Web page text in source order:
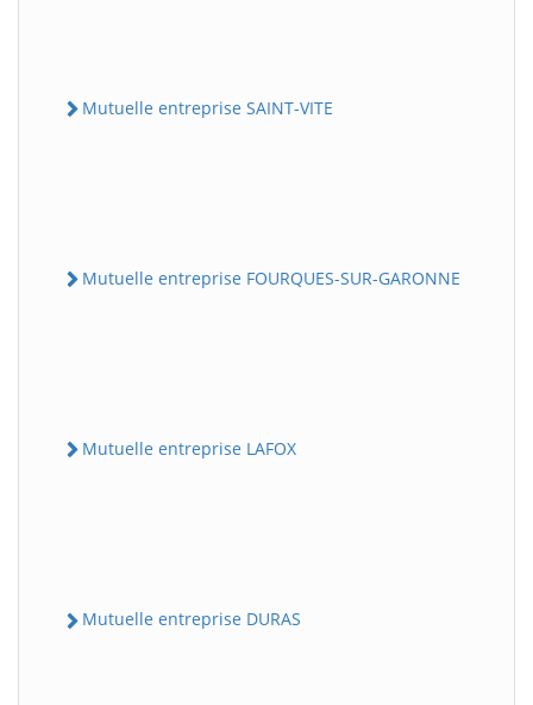
Mutuelle entreprise SAINT-VITE
Mutuelle entreprise FOURQUES-SUR-GARONNE
Mutuelle entreprise LAFOX
Mutuelle entreprise DURAS